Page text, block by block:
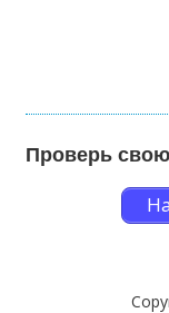
Проверь